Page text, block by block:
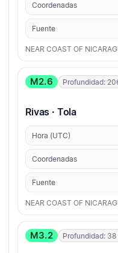
Coordenadas
Fuente
NEAR COAST OF
M2.6 Profundidad:
Rivas · Tola
Hora (UTC)
Coordenadas
Fuente
NEAR COAST OF
M3.2 Profundidad: 38